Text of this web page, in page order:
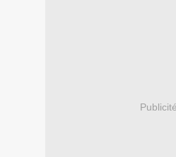
Publicité